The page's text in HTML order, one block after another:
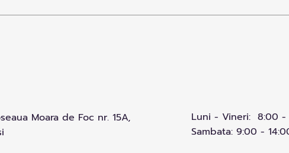
Moara de Foc nr. 15A,
Luni - Vineri: 8:00 -
Sambata: 9:00 -